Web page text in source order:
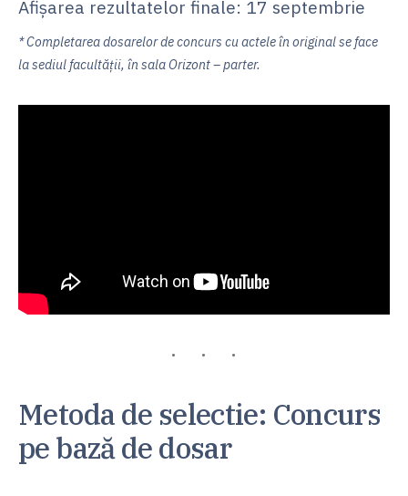
Afișarea rezultatelor finale: 17 septembrie
* Completarea dosarelor de concurs cu actele în original se face
la sediul facultății, în sala Orizont – parter.
Metoda de selectie: Concurs
pe bază de dosar